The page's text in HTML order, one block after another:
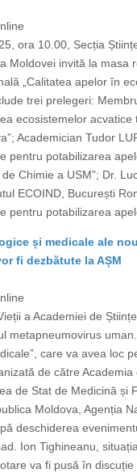
ora 10.00, Secția
Moldovei invită la masa
„Calitatea apelor în
trei prelegeri:
ecosistemelor
Academician Tudor
pentru potabilizarea
Chimie a USM”; Dr.
ECOIND, București
pentru potabilizarea
și medicale ale
fi dezbătute la AȘM
a Academiei de
metapneumovirus
care va avea loc
de către Academia
de Stat de Medicină și
Moldova, Agenția
deschiderea
Ion Tighineanu,
va fi pusă în discuție